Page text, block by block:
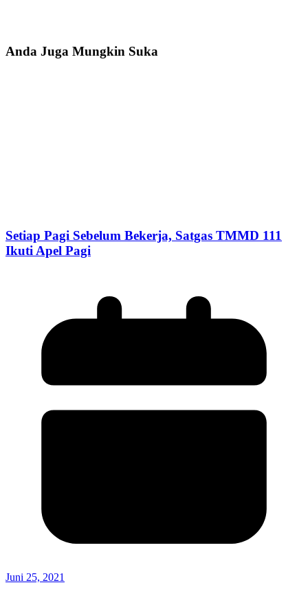
Anda Juga Mungkin Suka
Setiap Pagi Sebelum Bekerja, Satgas TMMD 111
Ikuti Apel Pagi
Juni 25, 2021